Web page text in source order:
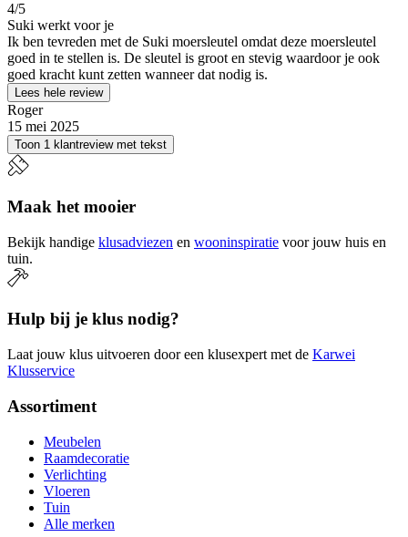
4/5
Suki werkt voor je
Ik ben tevreden met de Suki moersleutel omdat deze moersleutel
goed in te stellen is. De sleutel is groot en stevig waardoor je ook
goed kracht kunt zetten wanneer dat nodig is.
Lees hele review
Roger
15 mei 2025
Toon 1 klantreview met tekst
Maak het mooier
Bekijk handige klusadviezen en wooninspiratie voor jouw huis en
tuin.
Hulp bij je klus nodig?
Laat jouw klus uitvoeren door een klusexpert met de Karwei
Klusservice
Assortiment
Meubelen
Raamdecoratie
Verlichting
Vloeren
Tuin
Alle merken